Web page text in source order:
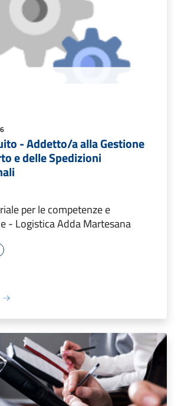
- Addetto/a alla Gestione
e delle Spedizioni
per le competenze e
- Logistica Adda Martesana